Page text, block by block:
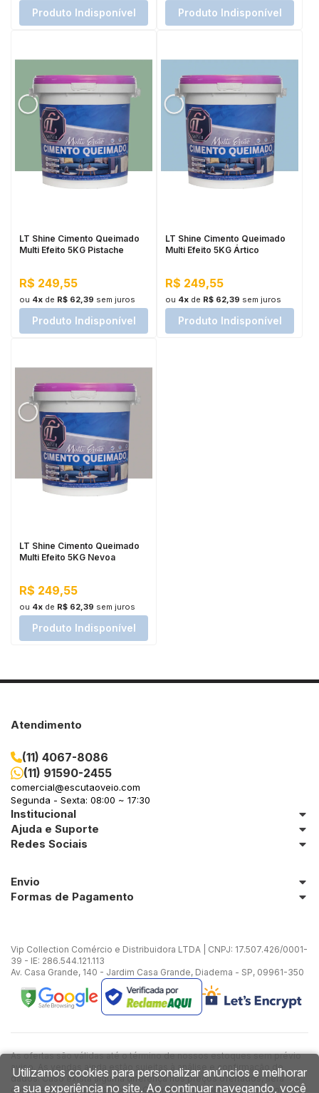
Produto Indisponível Produto Indisponível
LT Shine Cimento Queimado
Multi Efeito 5KG Pistache
R$ 249,55
ou 4xde R$ 62,39 sem juros
Produto Indisponível
LT Shine Cimento Queimado
Multi Efeito 5KG Ártico
R$ 249,55
ou 4xde R$ 62,39 sem juros
Produto Indisponível
LT Shine Cimento Queimado
Multi Efeito 5KG Nevoa
R$ 249,55
ou 4xde R$ 62,39 sem juros
Produto Indisponível
Atendimento
(11) 4067-8086
(11) 91590-2455
comercial@escutaoveio.com
Segunda - Sexta: 08:00 ~ 17:30
Institucional
Ajuda e Suporte
Redes Sociais
Envio
Formas de Pagamento
Vip Collection Comércio e Distribuidora LTDA | CNPJ: 17.507.426/0001-
39 - IE: 286.544.121.113
Av. Casa Grande, 140 - Jardim Casa Grande, Diadema - SP, 09961-350
As ofertas são válidas até o término de nossos estoques sem prévio
aviso. As vendas ainda estão sujeitas à análise e confirmação de
dados. Caso exista alguma diferença nos preços ofertados, será
considerado válido o preço do Carrinho de Compras. As imagens dos
Utilizamos cookies para personalizar anúncios e melhorar
a sua experiência no site. Ao continuar navegando, você